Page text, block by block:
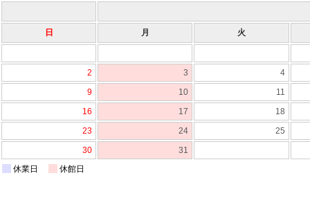
日 月 火
2 3
4
9
10
11
16
17
18
23
24
25
30
31
休業日
休館日